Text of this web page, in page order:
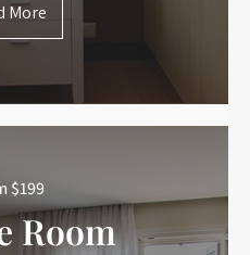
More
$199
Room